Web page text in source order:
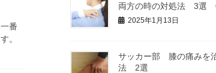
番
。
両方の時の対処法 3選
2025年1月13日
サッカー部 膝の痛みを
法 2選